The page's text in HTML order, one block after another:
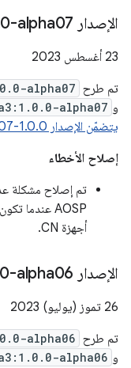
الإصدار ‎1 0-alpha07
‫23 أغسطس 2023
تم طرح alpha07
و alpha07
يتضمّن الإصدار 1.0.0-alpha07 هذه التعديلات.
إصلاح الأخطاء
تم إصلاح مشكلة
أجهزة CN.
الإصدار ‎1 0-alpha06
تم طرح alpha06
و alpha06